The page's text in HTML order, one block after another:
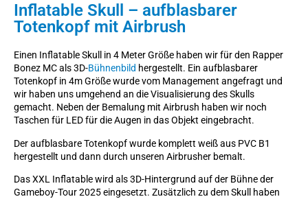
Inflatable Skull – aufblasbarer
Totenkopf mit Airbrush
Einen Inflatable Skull in 4 Meter Größe haben wir für den Rapper
Bonez MC als 3D-Bühnenbild hergestellt. Ein aufblasbarer
Totenkopf in 4m Größe wurde vom Management angefragt und
wir haben uns umgehend an die Visualisierung des Skulls
gemacht. Neben der Bemalung mit Airbrush haben wir noch
Taschen für LED für die Augen in das Objekt eingebracht.
Der aufblasbare Totenkopf wurde komplett weiß aus PVC B1
hergestellt und dann durch unseren Airbrusher bemalt.
Das XXL Inflatable wird als 3D-Hintergrund auf der Bühne der
Gameboy-Tour 2025 eingesetzt. Zusätzlich zu dem Skull haben